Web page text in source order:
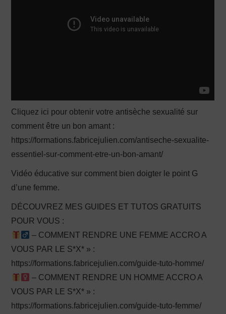
Cliquez ici pour obtenir votre antisèche sexualité sur
comment être un bon amant :
https://formations.fabricejulien.com/antiseche-sexualite-
essentiel-sur-comment-etre-un-bon-amant/
Vidéo éducative sur comment bien doigter le point G
d’une femme.
DÉCOUVREZ MES GUIDES ET TUTOS GRATUITS
POUR VOUS :
– COMMENT RENDRE UNE FEMME ACCRO A
VOUS PAR LE S*X* » :
https://formations.fabricejulien.com/guide-tuto-homme/
– COMMENT RENDRE UN HOMME ACCRO A
VOUS PAR LE S*X* » :
https://formations.fabricejulien.com/guide-tuto-femme/